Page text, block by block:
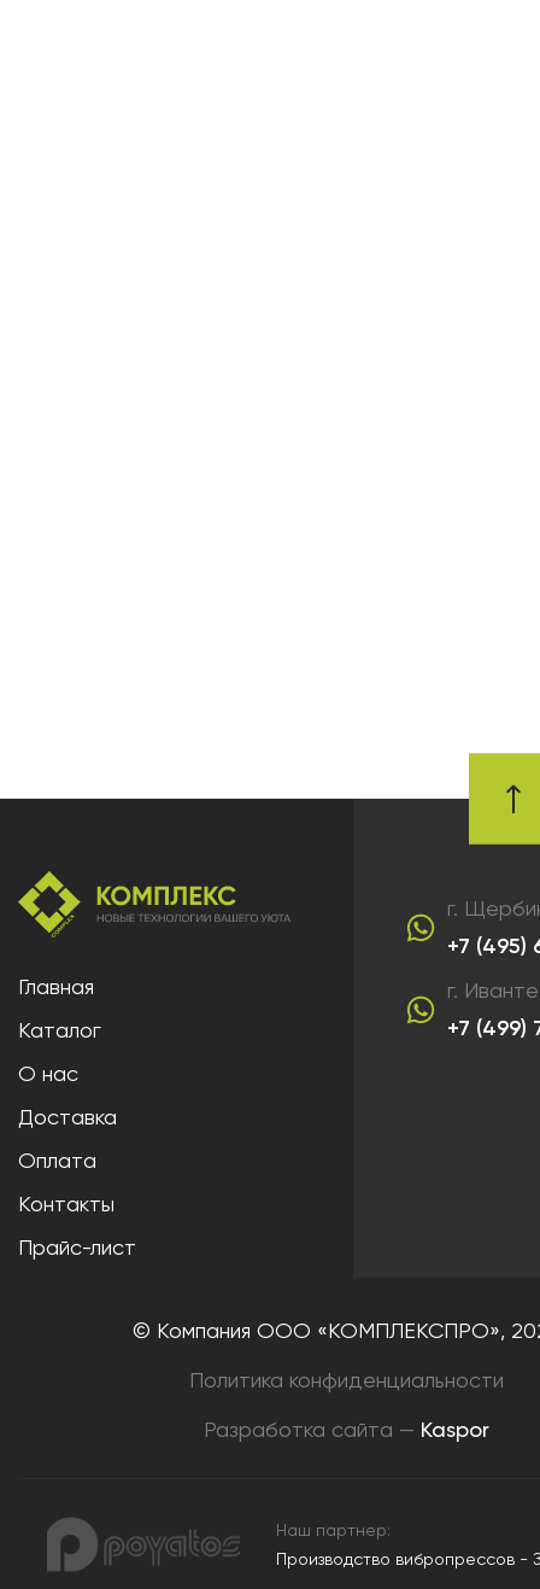
Главная
Каталог
О нас
Доставка
Оплата
Контакты
Прайс-лист
г.
+7 (495)
г.
+7 (499)
© Компания ООО «КОМПЛЕКСПРО»,
Политика конфиденциальности
Разработка сайта — Kaspor
Наш партнер:
Производство вибропрессов -